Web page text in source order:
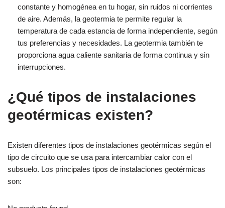
constante y homogénea en tu hogar, sin ruidos ni corrientes
de aire. Además, la geotermia te permite regular la
temperatura de cada estancia de forma independiente, según
tus preferencias y necesidades. La geotermia también te
proporciona agua caliente sanitaria de forma continua y sin
interrupciones.
¿Qué tipos de instalaciones
geotérmicas existen?
Existen diferentes tipos de instalaciones geotérmicas según el
tipo de circuito que se usa para intercambiar calor con el
subsuelo. Los principales tipos de instalaciones geotérmicas
son: